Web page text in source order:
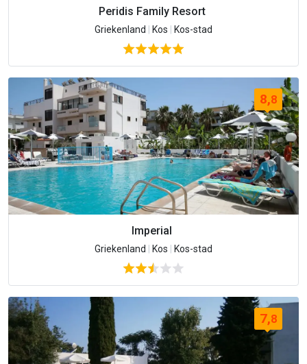
Peridis Family Resort
Griekenland Kos Kos-stad
8,8
Imperial
Griekenland Kos Kos-stad
7,8